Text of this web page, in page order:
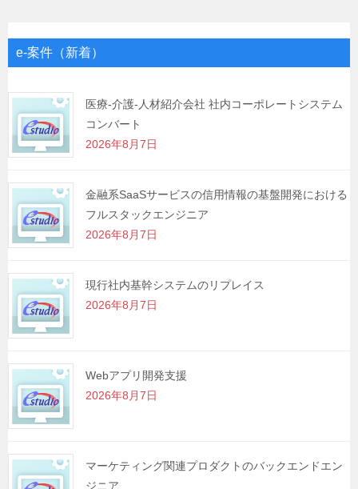
ゲ
シ
ョ
ン
e-案件（新着）
医療-介護-人材紹介会社 社内コーポレートシステム
コンバート
2026年8月7日
金融系SaaSサービスの信用情報の基盤開発における
フルスタックエンジニア
2026年8月7日
現行社内基幹システムのリプレイス
2026年8月7日
Webアプリ開発支援
2026年8月7日
マーケティング関連プロダクトのバックエンドエン
ジニア